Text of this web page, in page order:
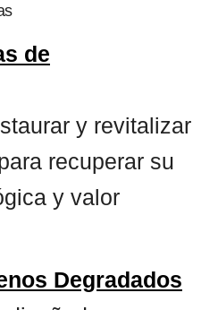
de
y revitalizar
recuperar su
y valor
Degradados